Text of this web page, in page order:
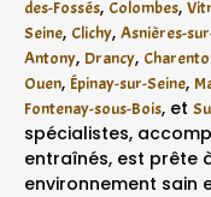
des-Fossés, Colombes,
Seine, Clichy, Asnières-
Antony, Drancy,
Ouen, Épinay-sur-Seine,
Fontenay-sous-Bois, et
spécialistes,
entraînés, est prête
environnement sain